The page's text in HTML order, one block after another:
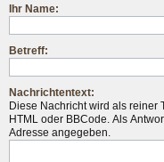
Ihr Name:
Betreff:
Nachrichtentext:
Diese Nachricht wird als reiner
HTML oder BBCode. Als
Adresse angegeben.